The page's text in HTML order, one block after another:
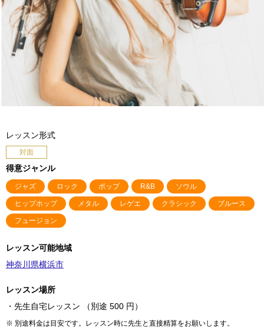
レッスン形式
対面
得意ジャンル
ジャズ ロック ポップ R&B ソウル
ヒップホップ メタル レゲエ クラシック ブルース
フュージョン
レッスン可能地域
神奈川県横浜市
レッスン場所
・先生自宅レッスン （別途 500 円）
※ 別途料金は目安です。レッスン時に先生と直接精算をお願いします。